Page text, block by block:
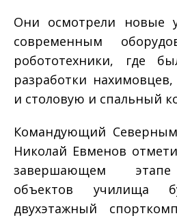
Они осмотрели новые
современным
робототехники, где
разработки
и столовую и спальный
Командующий
Николай Евменов
завершающем этапе
объектов училища
двухэтажный